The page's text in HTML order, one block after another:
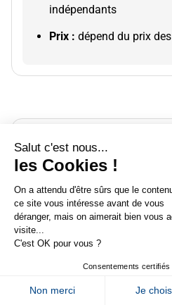
Sur LinkedIn
Sur X Sur
Newsletter Abondance
indépendants
Prix :dépend du prix